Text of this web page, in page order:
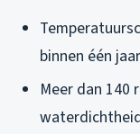
binnen één jaar
Meer dan 140